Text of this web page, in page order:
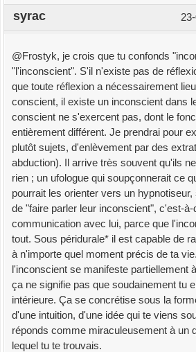
syrac
@Frostyk, je crois que tu confonds
"l'inconscient". S'il n'existe pas de
que toute réflexion a nécessairement
conscient, il existe un inconscient dans
conscient ne s'exercent pas, dont le
entièrement différent. Je prendrai pour
plutôt sujets, d'enlèvement par des
abduction). Il arrive très souvent qu'ils
rien ; un ufologue qui soupçonnerait ce
pourrait les orienter vers un
de "faire parler leur inconscient", c'est-à-
communication avec lui, parce que
tout. Sous péridurale* il est capable de
à n'importe quel moment précis de ta
l'inconscient se manifeste partiellement
ça ne signifie pas que soudainement tu
intérieure. Ça se concrétise sous la
d'une intuition, d'une idée qui te viens
réponds comme miraculeusement à un
lequel tu te trouvais.